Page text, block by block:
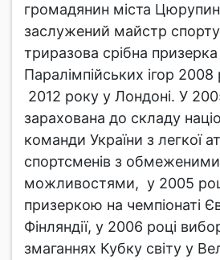
громадянин міста
заслужений майстр спорту
триразова срібна призерка
Паралімпійських ігор 2008
2012 року у Лондоні. У
зарахована до складу
команди України з легкої
спортсменів з обмеженими
можливостями, у 2005
призеркою на чемпіонаті
Фінляндії, у 2006 році
змаганнях Кубку світу у